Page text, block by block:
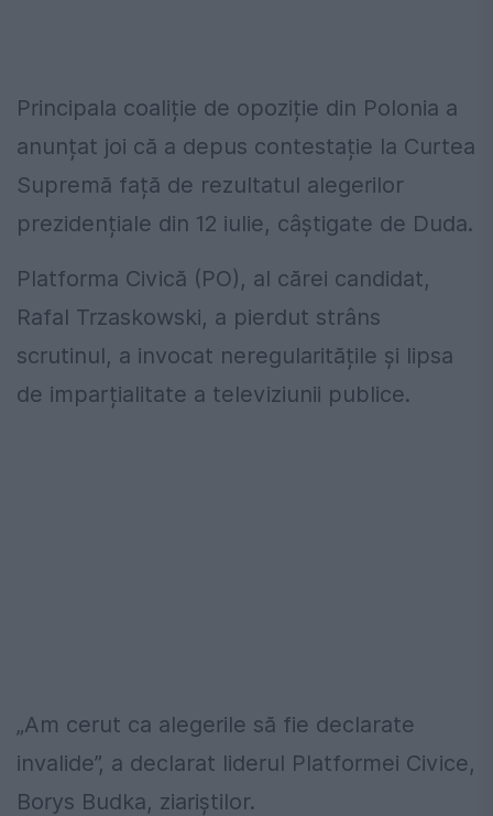
Principala coaliție de opoziție din Polonia a
anunțat joi că a depus contestație la Curtea
Supremă față de rezultatul alegerilor
prezidențiale din 12 iulie, câștigate de Duda.
Platforma Civică (PO), al cărei candidat,
Rafal Trzaskowski, a pierdut strâns
scrutinul, a invocat neregularitățile și lipsa
de imparțialitate a televiziunii publice.
„Am cerut ca alegerile să fie declarate
invalide”, a declarat liderul Platformei Civice,
Borys Budka, ziariștilor.